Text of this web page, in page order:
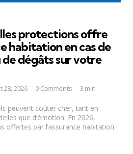
protections offre
habitation en cas de
dégâts sur votre
28, 2026 0 Comments 3 min
peuvent coûter cher, tant en
que d’émotion. En 2026,
offertes par l’assurance habitation